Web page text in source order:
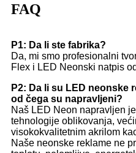
FAQ
P1: Da li ste fabrika?
Da, mi smo profesionalni
Flex i LED Neonski natpis
P2: Da li su LED neonske
od čega su napravljeni?
Naš LED Neon napravljen
tehnologije oblikovanja,
visokokvalitetnim akrilom
Naše neonske reklame ne